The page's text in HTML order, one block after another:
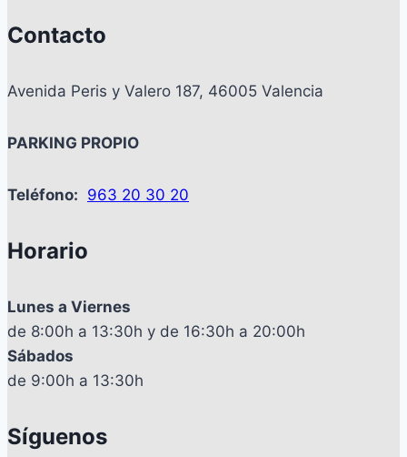
Contacto
Avenida Peris y Valero 187, 46005 Valencia
PARKING PROPIO
Teléfono: 963 20 30 20
Horario
Lunes a Viernes
de 8:00h a 13:30h y de 16:30h a 20:00h
Sábados
de 9:00h a 13:30h
Síguenos